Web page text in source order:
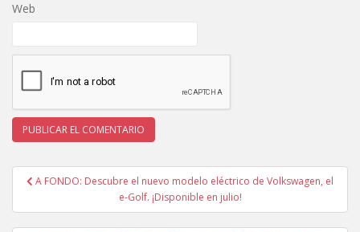
Web
Navegación
entradas
A FONDO: Descubre el nuevo modelo eléctrico de Volkswagen, el
e-Golf. ¡Disponible en julio!